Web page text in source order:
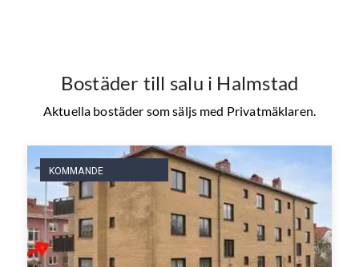
Bostäder till salu i Halmstad
Aktuella bostäder som säljs med Privatmäklaren.
KOMMANDE